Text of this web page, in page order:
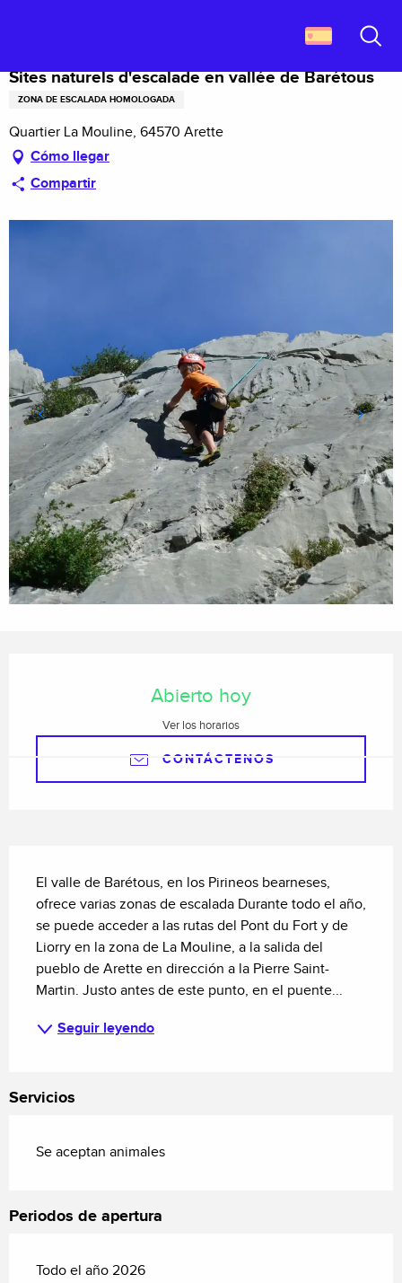
principal
Sites naturels d'escalade en vallée de Barétous
ZONA DE ESCALADA HOMOLOGADA
Quartier La Mouline, 64570 Arette
Cómo llegar
Compartir
Abierto hoy
Ver los horarios
CONTÁCTENOS
El valle de Barétous, en los Pirineos bearneses,
ofrece varias zonas de escalada Durante todo el año,
se puede acceder a las rutas del Pont du Fort y de
Liorry en la zona de La Mouline, a la salida del
pueblo de Arette en dirección a la Pierre Saint-
Martin. Justo antes de este punto, en el puente...
Seguir leyendo
Servicios
Se aceptan animales
Periodos de apertura
Todo el año 2026